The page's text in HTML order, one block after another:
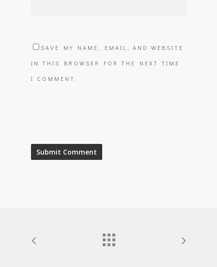
SAVE MY NAME, EMAIL, AND WEBSITE
IN THIS BROWSER FOR THE NEXT TIME
I COMMENT.